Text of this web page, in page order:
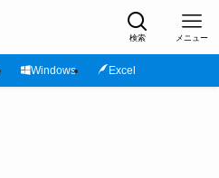
検索 メニュー
Windows Excel